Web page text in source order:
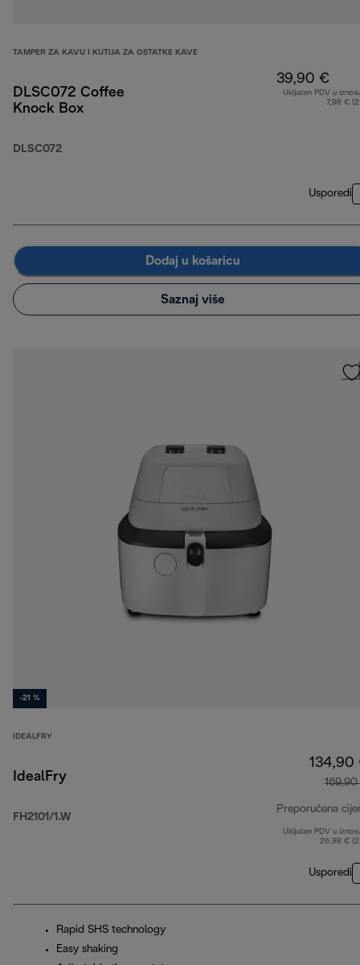
TAMPER ZA KAVU I KUTIJA ZA OSTATKE KAVE
DLSC072 Coffee
Knock Box
DLSC072
39,90 €
Uključen PDV u
7,98 €
Usporedi
Dodaj u košaricu
Saznaj više
-21 %
IDEALFRY
IdealFry
FH2101/1.W
134,90
Preporučena
Uključen PDV u
26,98 €
Usporedi
Rapid SHS technology
Easy shaking